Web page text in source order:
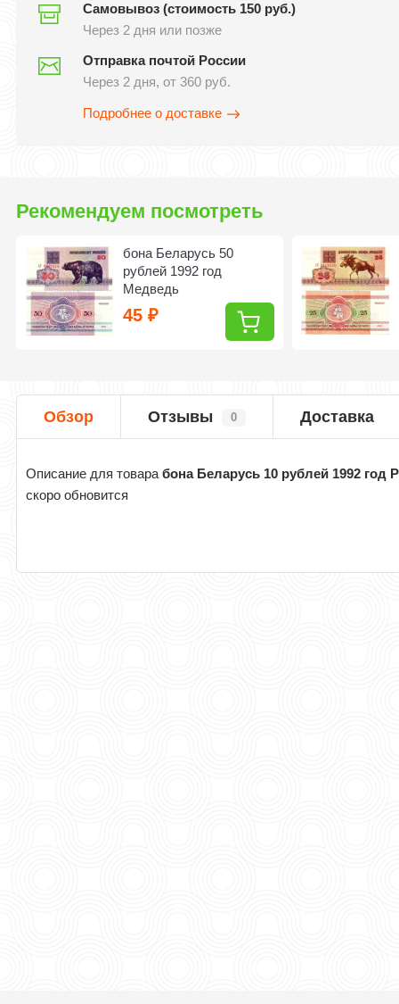
Самовывоз (стоимость 150 руб.)
Через 2 дня или позже
Отправка почтой России
Через 2 дня, от 360 руб.
Подробнее о доставке
Рекомендуем посмотреть
бона Беларусь 50
рублей 1992 год
Медведь
45₽
Обзор Отзывы 0 Доставка
Описание для товарабона Беларусь 10 рублей 1992 год
скоро обновится